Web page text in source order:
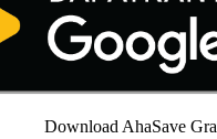
Download AhaSave